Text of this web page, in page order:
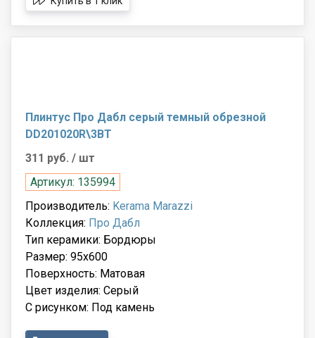
Плинтус Про Дабл серый темный обрезной
DD201020R\3BT
311 руб. / шт
Артикул: 135994
Производитель: Kerama Marazzi
Коллекция: Про Дабл
Тип керамики: Бордюры
Размер: 95x600
Поверхность: Матовая
Цвет изделия: Серый
С рисунком: Под камень